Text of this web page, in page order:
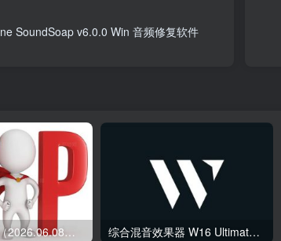
SoundSoap v6.0.0 Win 音频修复软件
会员专属资源 （2026.06.08更新） 综合混音效果器 W16 Ultimate v2026.02.14 VR